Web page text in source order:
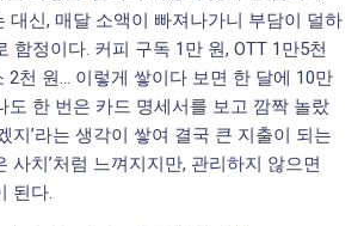
대신, 매달 소액이 빠져나가니 부담이 덜하
함정이다. 커피 구독 1만 원, OTT 1만5천
2천 원… 이렇게 쌓이다 보면 한 달에 10만
도 한 번은 카드 명세서를 보고 깜짝 놀랐
지’라는 생각이 쌓여 결국 큰 지출이 되는
사치’처럼 느껴지지만, 관리하지 않으면
된다.